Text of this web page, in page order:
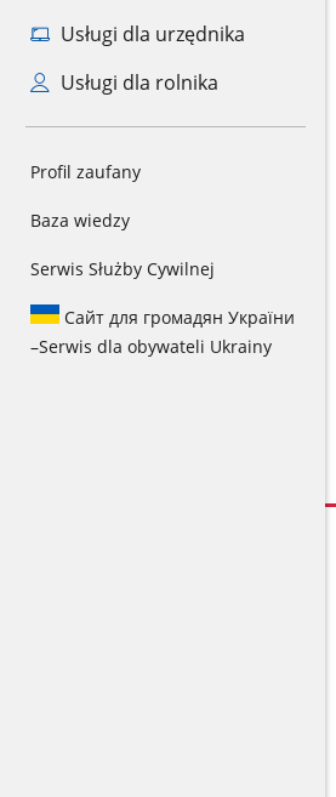
Usługi dla urzędnika
Usługi dla rolnika
Profil zaufany
Baza wiedzy
Serwis Służby Cywilnej
Сайт для громадян України
–Serwis dla obywateli Ukrainy